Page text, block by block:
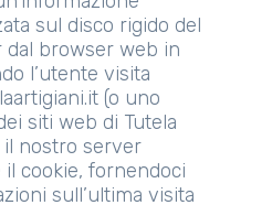
sul disco rigido del
dal browser web in
l’utente visita
(o uno
siti web di Tutela
il nostro server
il cookie, fornendoci
sull’ultima visita